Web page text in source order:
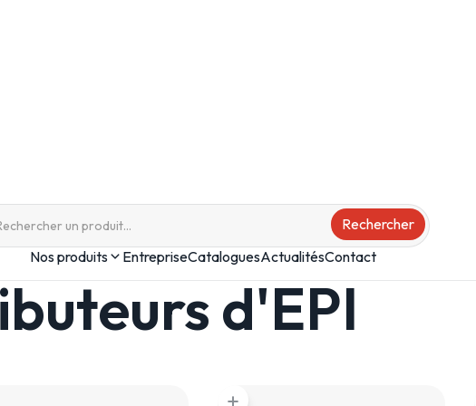
Nos produits EntrepriseCataloguesActualitésContact
d'EPI
add